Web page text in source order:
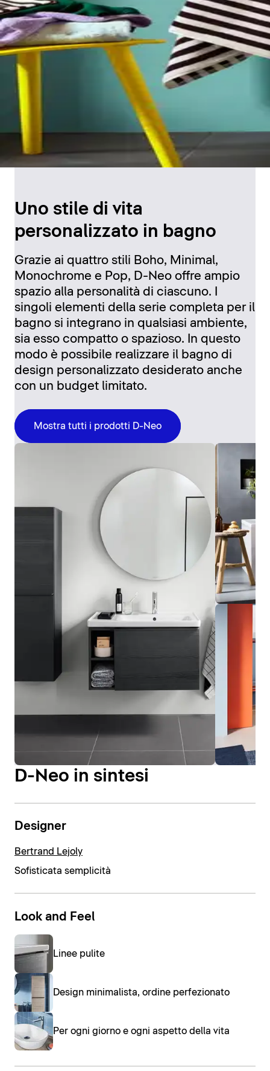
Uno stile di vita
personalizzato in bagno
Grazie ai quattro stili Boho, Minimal,
Monochrome e Pop, D-Neo offre ampio
spazio alla personalità di ciascuno. I
singoli elementi della serie completa per il
bagno si integrano in qualsiasi ambiente,
sia esso compatto o spazioso. In questo
modo è possibile realizzare il bagno di
design personalizzato desiderato anche
con un budget limitato.
Mostra tutti i prodotti D-Neo
D-Neo in sintesi
Designer
Bertrand Lejoly
Sofisticata semplicità
Look and Feel
Linee pulite
Design minimalista, ordine perfezionato
Per ogni giorno e ogni aspetto della vita